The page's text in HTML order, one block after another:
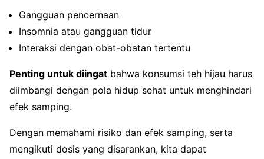
Gangguan pencernaan
Insomnia atau gangguan tidur
Interaksi dengan obat-obatan tertentu
Penting untuk diingat bahwa konsumsi teh hijau harus
diimbangi dengan pola hidup sehat untuk menghindari
efek samping.
Dengan memahami risiko dan efek samping, serta
mengikuti dosis yang disarankan, kita dapat